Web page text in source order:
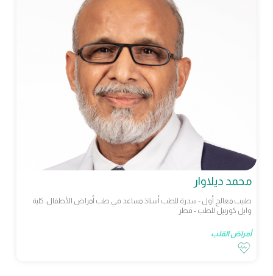
محمد ديلاوار
طبيب معالج أول - سدرة للطب أستاذ مساعد في طب أمراض الأطفال، كلية
وايل كورنيل للطب - قطر
أمراض القلب